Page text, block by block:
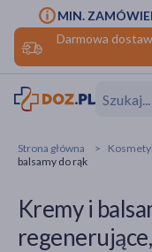
Darmowa
MIN.
Hit
makijażu
Strona główna
balsamy do rąk
Kremy i